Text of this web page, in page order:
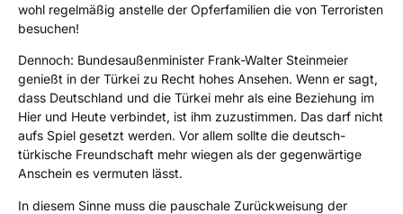
wohl regelmäßig anstelle der Opferfamilien die von Terroristen
besuchen!
Dennoch: Bundesaußenminister Frank-Walter Steinmeier
genießt in der Türkei zu Recht hohes Ansehen. Wenn er sagt,
dass Deutschland und die Türkei mehr als eine Beziehung im
Hier und Heute verbindet, ist ihm zuzustimmen. Das darf nicht
aufs Spiel gesetzt werden. Vor allem sollte die deutsch-
türkische Freundschaft mehr wiegen als der gegenwärtige
Anschein es vermuten lässt.
In diesem Sinne muss die pauschale Zurückweisung der